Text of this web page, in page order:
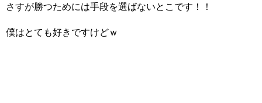
さすが勝つためには手段を選ばないとこです！！
僕はとても好きですけどｗ